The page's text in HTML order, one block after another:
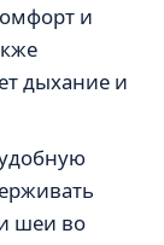
и
дыхание и
шеи во